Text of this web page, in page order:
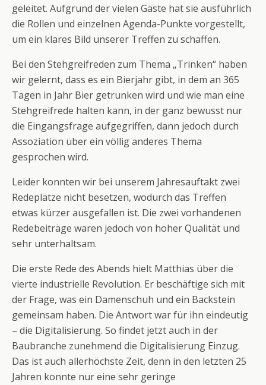
geleitet. Aufgrund der vielen Gäste hat sie ausführlich
die Rollen und einzelnen Agenda-Punkte vorgestellt,
um ein klares Bild unserer Treffen zu schaffen.
Bei den Stehgreifreden zum Thema „Trinken“ haben
wir gelernt, dass es ein Bierjahr gibt, in dem an 365
Tagen in Jahr Bier getrunken wird und wie man eine
Stehgreifrede halten kann, in der ganz bewusst nur
die Eingangsfrage aufgegriffen, dann jedoch durch
Assoziation über ein völlig anderes Thema
gesprochen wird.
Leider konnten wir bei unserem Jahresauftakt zwei
Redeplätze nicht besetzen, wodurch das Treffen
etwas kürzer ausgefallen ist. Die zwei vorhandenen
Redebeiträge waren jedoch von hoher Qualität und
sehr unterhaltsam.
Die erste Rede des Abends hielt Matthias über die
vierte industrielle Revolution. Er beschäftige sich mit
der Frage, was ein Damenschuh und ein Backstein
gemeinsam haben. Die Antwort war für ihn eindeutig
– die Digitalisierung. So findet jetzt auch in der
Baubranche zunehmend die Digitalisierung Einzug.
Das ist auch allerhöchste Zeit, denn in den letzten 25
Jahren konnte nur eine sehr geringe